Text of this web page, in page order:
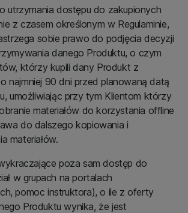
utrzymania dostępu do zakupionych
z czasem określonym w Regulaminie,
sobie prawo do podjęcia decyzji
danego Produktu, o czym
którzy kupili dany Produkt z
najmniej 90 dni przed planowaną datą
umożliwiając przy tym Klientom którzy
materiałów do korzystania offline
do dalszego kopiowania i
materiałów.
poza sam dostęp do
w grupach na portalach
pomoc instruktora), o ile z oferty
Produktu wynika, że jest